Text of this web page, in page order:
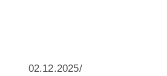
02.12.2025/